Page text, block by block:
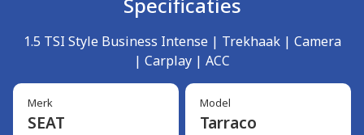
Specificaties
1.5 TSI Style Business Intense | Trekhaak | Camera
| Carplay | ACC
Merk
SEAT
Model
Tarraco